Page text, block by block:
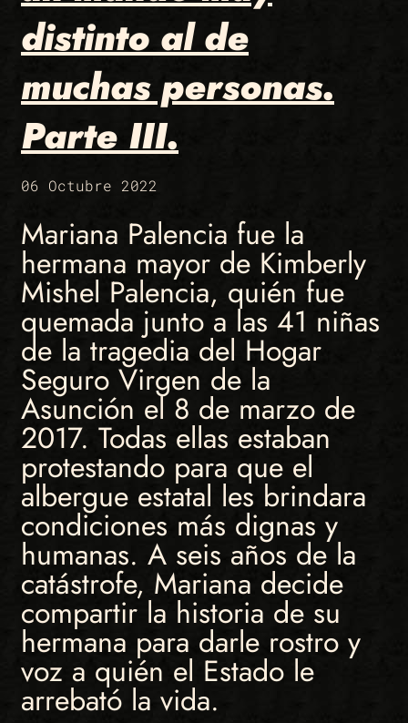
distinto al de
muchas personas.
Parte III.
06 Octubre 2022
Mariana Palencia fue la
hermana mayor de Kimberly
Mishel Palencia, quién fue
quemada junto a las 41 niñas
de la tragedia del Hogar
Seguro Virgen de la
Asunción el 8 de marzo de
2017. Todas ellas estaban
protestando para que el
albergue estatal les brindara
condiciones más dignas y
humanas. A seis años de la
catástrofe, Mariana decide
compartir la historia de su
hermana para darle rostro y
voz a quién el Estado le
arrebató la vida.